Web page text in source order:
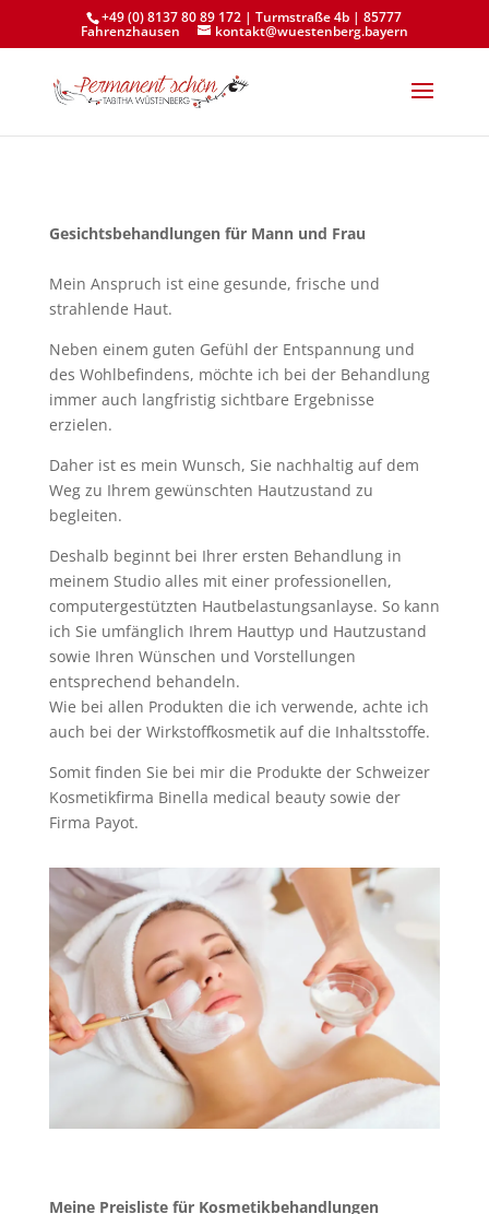
+49 (0) 8137 80 89 172 | Turmstraße 4b | 85777
Fahrenzhausen kontakt@wuestenberg.bayern
Gesichtsbehandlungen für Mann und Frau
Mein Anspruch ist eine gesunde, frische und
strahlende Haut.
Neben einem guten Gefühl der Entspannung und
des Wohlbefindens, möchte ich bei der Behandlung
immer auch langfristig sichtbare Ergebnisse
erzielen.
Daher ist es mein Wunsch, Sie nachhaltig auf dem
Weg zu Ihrem gewünschten Hautzustand zu
begleiten.
Deshalb beginnt bei Ihrer ersten Behandlung in
meinem Studio alles mit einer professionellen,
computergestützten Hautbelastungsanlayse. So kann
ich Sie umfänglich Ihrem Hauttyp und Hautzustand
sowie Ihren Wünschen und Vorstellungen
entsprechend behandeln.
Wie bei allen Produkten die ich verwende, achte ich
auch bei der Wirkstoffkosmetik auf die Inhaltsstoffe.
Somit finden Sie bei mir die Produkte der Schweizer
Kosmetikfirma Binella medical beauty sowie der
Firma Payot.
Meine Preisliste für Kosmetikbehandlungen